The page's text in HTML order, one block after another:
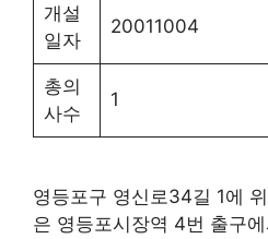
개설
일자
20011004
총의
사수
1
영등포구 영신로34길 1에
은 영등포시장역 4번 출구